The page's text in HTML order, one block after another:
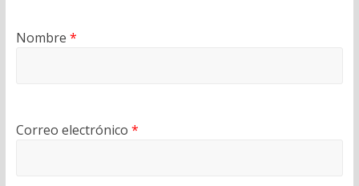
Nombre *
Correo electrónico *